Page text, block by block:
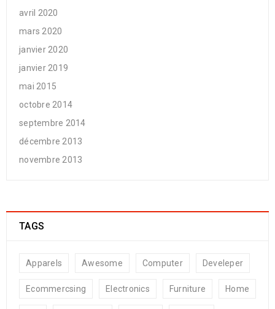
avril 2020
mars 2020
janvier 2020
janvier 2019
mai 2015
octobre 2014
septembre 2014
décembre 2013
novembre 2013
TAGS
Apparels Awesome Computer Develeper
Ecommercsing Electronics Furniture Home